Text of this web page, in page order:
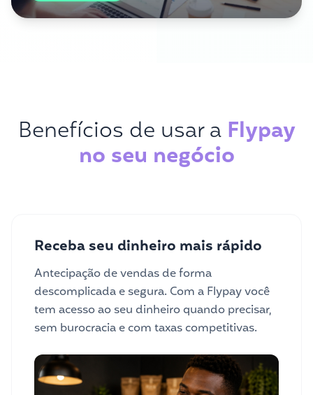
Benefícios de usar a Flypay
no seu negócio
Receba seu dinheiro mais rápido
Antecipação de vendas de forma
descomplicada e segura. Com a Flypay você
tem acesso ao seu dinheiro quando precisar,
sem burocracia e com taxas competitivas.